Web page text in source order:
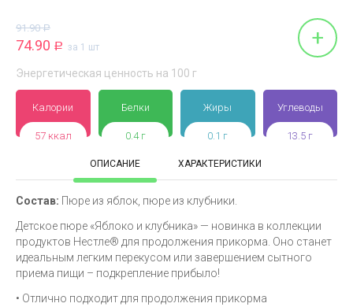
91.90 Р
74.90 Р за 1 шт +
Энергетическая ценность на 100 г
Калории
57 ккал
Белки
0.4 г
Жиры
0.1 г
Углеводы
13.5 г
ОПИСАНИЕ ХАРАКТЕРИСТИКИ
Состав: Пюре из яблок, пюре из клубники.
Детское пюре «Яблоко и клубника» — новинка в коллекции
продуктов Нестле® для продолжения прикорма. Оно станет
идеальным легким перекусом или завершением сытного
приема пищи – подкрепление прибыло!
• Отлично подходит для продолжения прикорма